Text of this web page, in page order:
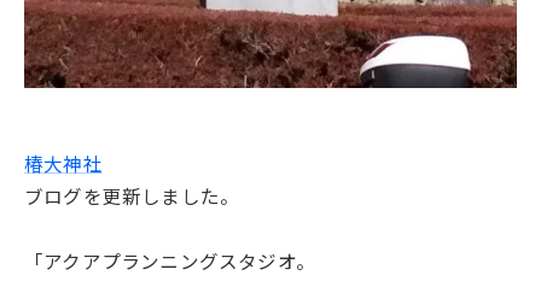
椿大神社
ブログを更新しました。
「アクアプランニングスタジオ。